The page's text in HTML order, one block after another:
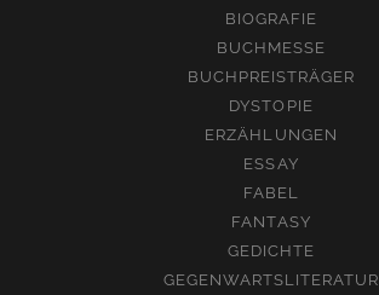
BIOGRAFIE
BUCHMESSE
BUCHPREISTRÄGER
DYSTOPIE
ERZÄHLUNGEN
ESSAY
FABEL
FANTASY
GEDICHTE
GEGENWARTSLITERATUR